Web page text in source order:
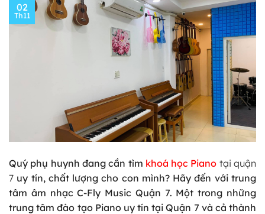
02
Th11
Quý phụ huynh đang cần tìm khoá học Piano tại quận
7 uy tín, chất lượng cho con mình? Hãy đến với trung
tâm âm nhạc C-Fly Music Quận 7. Một trong những
trung tâm đào tạo Piano uy tín tại Quận 7 và cả thành